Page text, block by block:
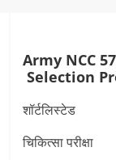
Army NCC
Selection
शॉर्टलिस्टेड
चिकित्सा परीक्षा